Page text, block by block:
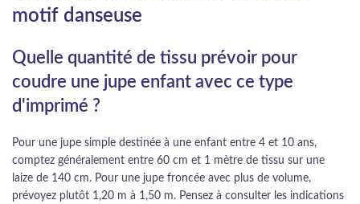
motif danseuse
Quelle quantité de tissu prévoir pour
coudre une jupe enfant avec ce type
d'imprimé ?
Pour une jupe simple destinée à une enfant entre 4 et 10 ans,
comptez généralement entre 60 cm et 1 mètre de tissu sur une
laize de 140 cm. Pour une jupe froncée avec plus de volume,
prévoyez plutôt 1,20 m à 1,50 m. Pensez à consulter les indications